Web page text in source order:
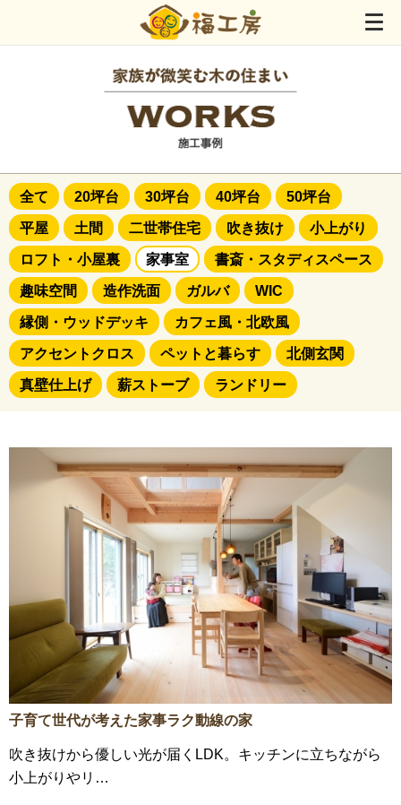
全て 20坪台 30坪台 40坪台
50坪台
平屋
土間 二世帯住宅 吹き抜け
小上がり
ロフト・小屋裏
家事室
書斎・スタディスペース
趣味空間
造作洗面 ガルバ
WIC
縁側・ウッドデッキ
カフェ風・北欧風
アクセントクロス
ペットと暮らす
北側玄関
真壁仕上げ
薪ストーブ ランドリー
子育て世代が考えた家事ラク動線の家
吹き抜けから優しい光が届くLDK。キッチンに立ちながら
小上がりやリ…